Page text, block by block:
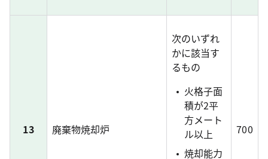
13 廃棄物焼却炉
次のいずれ
かに該当す
るもの
火格子面
積が2平
方メート
ル以上
焼却能力
700